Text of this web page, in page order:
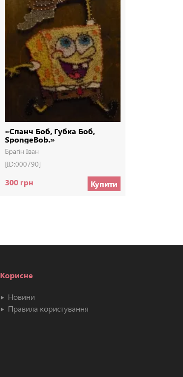
«Спанч Боб, Губка Боб,
SpongeBob.»
Брагін Іван
[ID:000790]
300 грн Купити
Корисне
Новини
Правила користування